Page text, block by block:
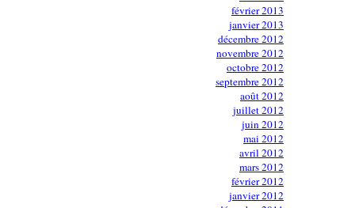
février 2013
janvier 2013
décembre 2012
novembre 2012
octobre 2012
septembre 2012
août 2012
juillet 2012
juin 2012
mai 2012
avril 2012
mars 2012
février 2012
janvier 2012